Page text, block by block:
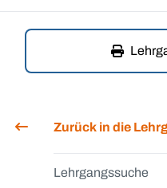
Zurück in die
Lehrgangssuche